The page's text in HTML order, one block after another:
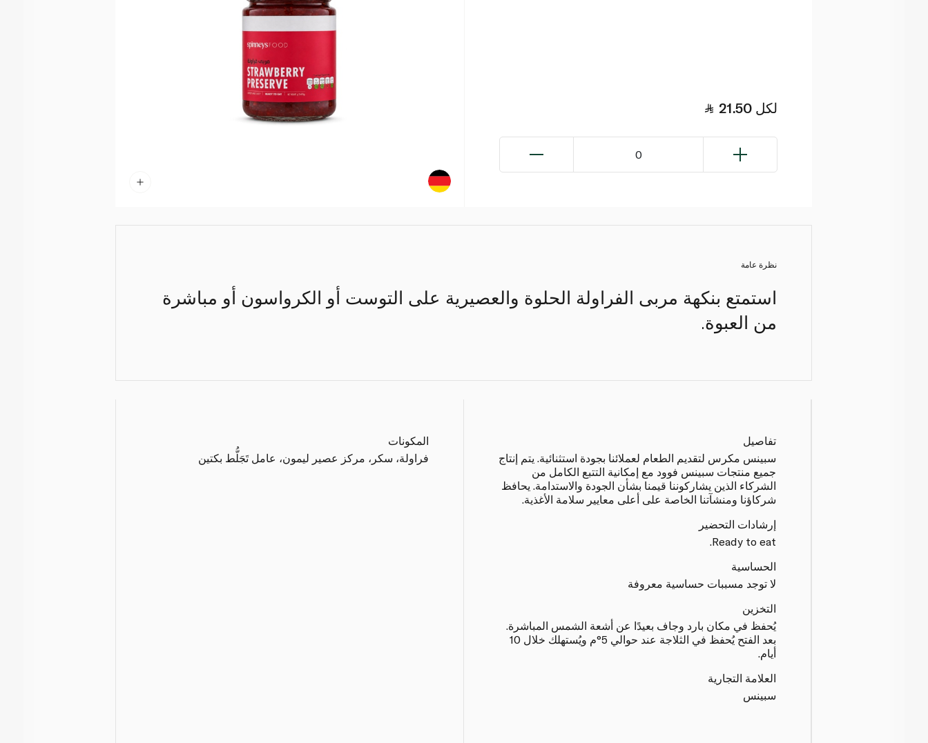
21.50 لكل
0
نظرة عامة
استمتع بنكهة مربى الفراولة الحلوة والعصيرية على التوست أو الكرواسون أو مباشرة
من العبوة.
تفاصيل
سبينس مكرس لتقديم الطعام لعملائنا بجودة استثنائية. يتم إنتاج
جميع منتجات سبينس فوود مع إمكانية التتبع الكامل من
الشركاء الذين يشاركوننا قيمنا بشأن الجودة والاستدامة. يحافظ
شركاؤنا ومنشآتنا الخاصة على أعلى معايير سلامة الأغذية.
إرشادات التحضير
Ready to eat.
الحساسية
لا توجد مسببات حساسية معروفة
التخزين
يُحفظ في مكان بارد وجاف بعيدًا عن أشعة الشمس المباشرة.
بعد الفتح يُحفظ في الثلاجة عند حوالي 5°م ويُستهلك خلال 10
أيام.
العلامة التجارية
سبينس
المكونات
فراولة، سكر، مركز عصير ليمون، عامل تَجَلُّط بكتين